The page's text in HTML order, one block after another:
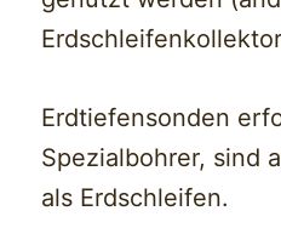
Erdtiefensonden
Spezialbohrer, sind
als Erdschleifen.